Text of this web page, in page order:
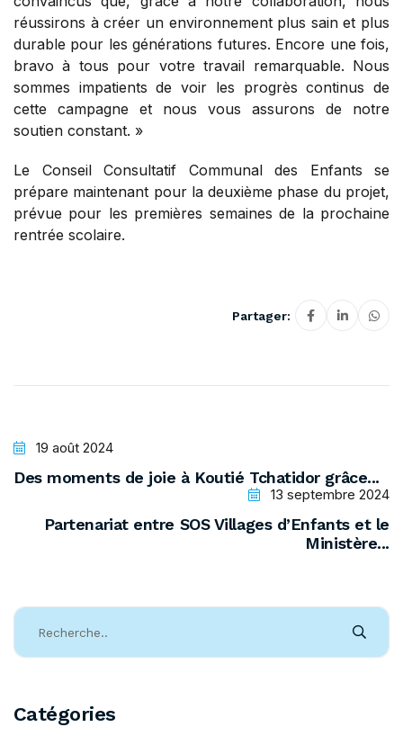
réussirons à créer un environnement plus sain et plus
durable pour les générations futures. Encore une fois,
bravo à tous pour votre travail remarquable. Nous
sommes impatients de voir les progrès continus de
cette campagne et nous vous assurons de notre
soutien constant. »
Le Conseil Consultatif Communal des Enfants se
prépare maintenant pour la deuxième phase du projet,
prévue pour les premières semaines de la prochaine
rentrée scolaire.
Partager:
19 août 2024
Des moments de joie à Koutié Tchatidor grâce...
13 septembre 2024
Partenariat entre SOS Villages d’Enfants et le
Ministère...
Catégories